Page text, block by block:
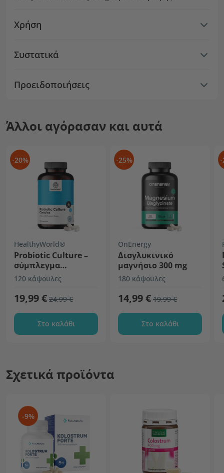
Χρήση
Συστατικά
Προειδοποιήσεις
Άλλοι αγόρασαν και αυτά
-20%
HealthyWorld®
Probiotic Culture –
σύμπλεγμα
προβιοτικών
καλλιεργειών
120 κάψουλες
19,99 € 24,99 €
Στο καλάθι
-25%
OnEnergy
Δισγλυκινικό
μαγνήσιο 300 mg
180 κάψουλες
14,99 € 19,99 €
Στο καλάθι
-
Σχετικά προϊόντα
-9%